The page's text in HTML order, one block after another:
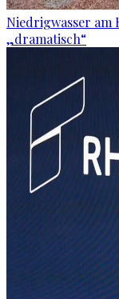
Niedrigwasser am
„dramatisch“